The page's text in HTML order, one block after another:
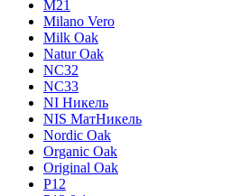
M21
Milano Vero
Milk Oak
Natur Oak
NC32
NC33
NI Никель
NIS МатНикель
Nordic Oak
Organic Oak
Original Oak
P12